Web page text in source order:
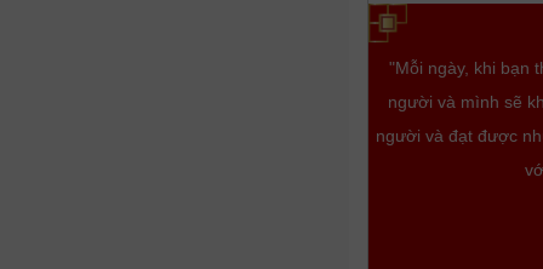
"Mỗi ngày, khi bạn
người và mình sẽ
người và đạt được